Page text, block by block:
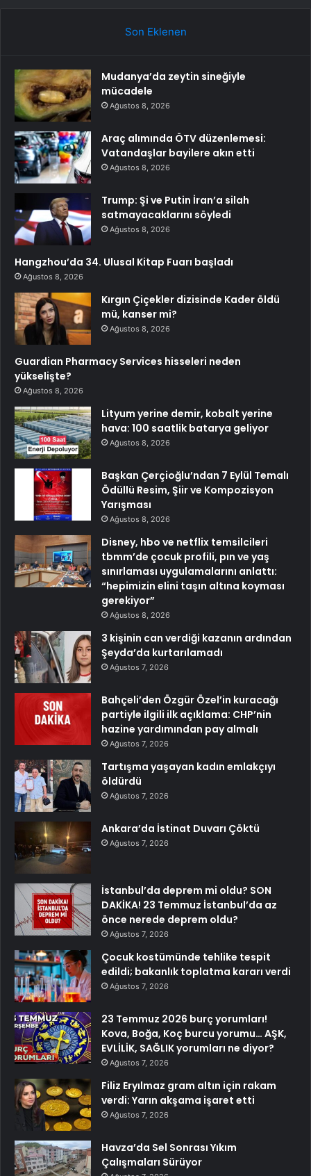
Son Eklenen
Mudanya’da zeytin sineğiyle
mücadele
Ağustos 8, 2026
Araç alımında ÖTV düzenlemesi:
Vatandaşlar bayilere akın etti
Ağustos 8, 2026
Trump: Şi ve Putin İran’a silah
satmayacaklarını söyledi
Ağustos 8, 2026
Hangzhou’da 34. Ulusal Kitap Fuarı başladı
Ağustos 8, 2026
Kırgın Çiçekler dizisinde Kader öldü
mü, kanser mi?
Ağustos 8, 2026
Guardian Pharmacy Services hisseleri neden
yükselişte?
Ağustos 8, 2026
Lityum yerine demir, kobalt yerine
hava: 100 saatlik batarya geliyor
Ağustos 8, 2026
Başkan Çerçioğlu’ndan 7 Eylül Temalı
Ödüllü Resim, Şiir ve Kompozisyon
Yarışması
Ağustos 8, 2026
Disney, hbo ve netflix temsilcileri
tbmm’de çocuk profili, pın ve yaş
sınırlaması uygulamalarını anlattı:
“hepimizin elini taşın altına koyması
gerekiyor”
Ağustos 8, 2026
3 kişinin can verdiği kazanın ardından
Şeyda’da kurtarılamadı
Ağustos 7, 2026
Bahçeli’den Özgür Özel’in kuracağı
partiyle ilgili ilk açıklama: CHP’nin
hazine yardımından pay almalı
Ağustos 7, 2026
Tartışma yaşayan kadın emlakçıyı
öldürdü
Ağustos 7, 2026
Ankara’da İstinat Duvarı Çöktü
Ağustos 7, 2026
İstanbul’da deprem mi oldu? SON
DAKİKA! 23 Temmuz İstanbul’da az
önce nerede deprem oldu?
Ağustos 7, 2026
Çocuk kostümünde tehlike tespit
edildi; bakanlık toplatma kararı verdi
Ağustos 7, 2026
23 Temmuz 2026 burç yorumları!
Kova, Boğa, Koç burcu yorumu… AŞK,
EVLİLİK, SAĞLIK yorumları ne diyor?
Ağustos 7, 2026
Filiz Eryılmaz gram altın için rakam
verdi: Yarın akşama işaret etti
Ağustos 7, 2026
Havza’da Sel Sonrası Yıkım
Çalışmaları Sürüyor